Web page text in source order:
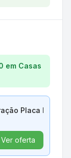
Core I3
em Casas
Placa Mãe
Ver oferta